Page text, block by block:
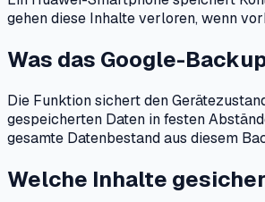
gehen diese Inhalte verloren, wenn
Was das Google-
Die Funktion sichert den
gespeicherten Daten in festen
gesamte Datenbestand aus diesem
Welche Inhalte